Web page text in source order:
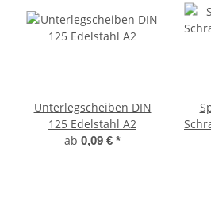
Unterlegscheiben DIN
125 Edelstahl A2
ab 0,09 € *